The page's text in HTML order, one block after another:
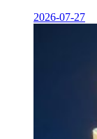
2026-07-27